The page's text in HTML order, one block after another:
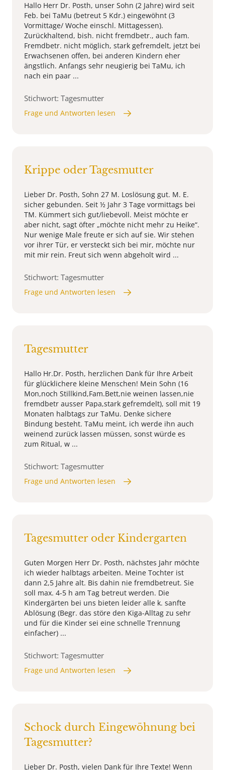
Hallo Herr Dr. Posth, unser Sohn (2 Jahre) wird seit
Feb. bei TaMu (betreut 5 Kdr.) eingewöhnt (3
Vormittage/ Woche einschl. Mittagessen).
Zurückhaltend, bish. nicht fremdbetr., auch fam.
Fremdbetr. nicht möglich, stark gefremdelt, jetzt bei
Erwachsenen offen, bei anderen Kindern eher
ängstlich. Anfangs sehr neugierig bei TaMu, ich
nach ein paar ...
Stichwort: Tagesmutter
Frage und Antworten lesen
Krippe oder Tagesmutter
Lieber Dr. Posth, Sohn 27 M. Loslösung gut. M. E.
sicher gebunden. Seit ½ Jahr 3 Tage vormittags bei
TM. Kümmert sich gut/liebevoll. Meist möchte er
aber nicht, sagt öfter „möchte nicht mehr zu Heike“.
Nur wenige Male freute er sich auf sie. Wir stehen
vor ihrer Tür, er versteckt sich bei mir, möchte nur
mit mir rein. Freut sich wenn abgeholt wird ...
Stichwort: Tagesmutter
Frage und Antworten lesen
Tagesmutter
Hallo Hr.Dr. Posth, herzlichen Dank für Ihre Arbeit
für glücklichere kleine Menschen! Mein Sohn (16
Mon,noch Stillkind,Fam.Bett,nie weinen lassen,nie
fremdbetr ausser Papa,stark gefremdelt), soll mit 19
Monaten halbtags zur TaMu. Denke sichere
Bindung besteht. TaMu meint, ich werde ihn auch
weinend zurück lassen müssen, sonst würde es
zum Ritual, w ...
Stichwort: Tagesmutter
Frage und Antworten lesen
Tagesmutter oder Kindergarten
Guten Morgen Herr Dr. Posth, nächstes Jahr möchte
ich wieder halbtags arbeiten. Meine Tochter ist
dann 2,5 Jahre alt. Bis dahin nie fremdbetreut. Sie
soll max. 4-5 h am Tag betreut werden. Die
Kindergärten bei uns bieten leider alle k. sanfte
Ablösung (Begr. das störe den Kiga-Alltag zu sehr
und für die Kinder sei eine schnelle Trennung
einfacher) ...
Stichwort: Tagesmutter
Frage und Antworten lesen
Schock durch Eingewöhnung bei
Tagesmutter?
Lieber Dr. Posth, vielen Dank für Ihre Texte! Wenn